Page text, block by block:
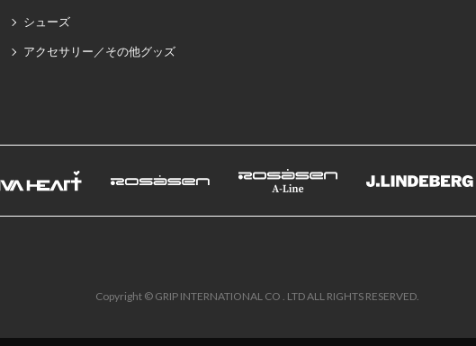
シューズ
アクセサリー／その他グッズ
Copyright © GRIP INTERNATIONAL CO . LTD ALL RIGHTS RESERVED.